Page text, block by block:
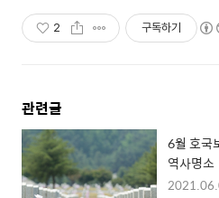
2 구독하기
관련글
6월 호국
역사명소